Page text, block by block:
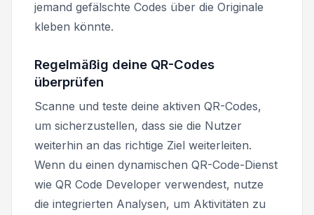
jemand gefälschte Codes über die Originale
kleben könnte.
Regelmäßig deine QR-Codes
überprüfen
Scanne und teste deine aktiven QR-Codes,
um sicherzustellen, dass sie die Nutzer
weiterhin an das richtige Ziel weiterleiten.
Wenn du einen dynamischen QR-Code-Dienst
wie QR Code Developer verwendest, nutze
die integrierten Analysen, um Aktivitäten zu